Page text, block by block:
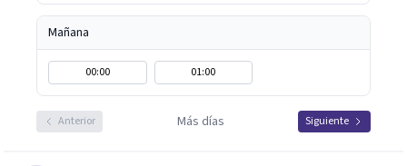
Mañana
00:00 01:00
Anterior Más días Siguiente